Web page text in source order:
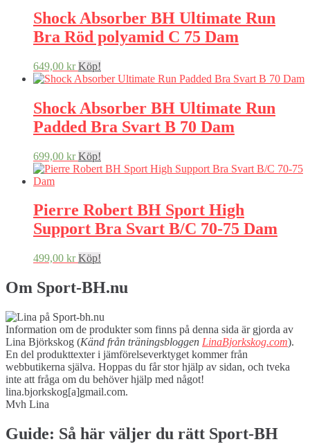
Shock Absorber BH Ultimate Run
Bra Röd polyamid C 75 Dam
649,00 kr Köp!
Shock Absorber BH Ultimate Run
Padded Bra Svart B 70 Dam
699,00 kr Köp!
Pierre Robert BH Sport High
Support Bra Svart B/C 70-75 Dam
499,00 kr Köp!
Om Sport-BH.nu
Information om de produkter som finns på denna sida är gjorda av
Lina Björkskog (Känd från träningsbloggen LinaBjorkskog.com).
En del produkttexter i jämförelseverktyget kommer från
webbutikerna själva. Hoppas du får stor hjälp av sidan, och tveka
inte att fråga om du behöver hjälp med något!
lina.bjorkskog[a]gmail.com.
Mvh Lina
Guide: Så här väljer du rätt Sport-BH